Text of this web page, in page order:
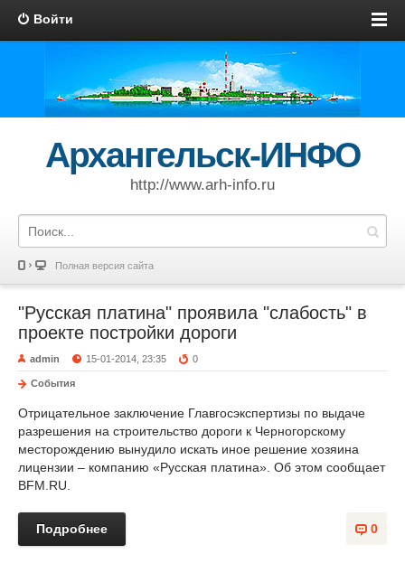
Войти
Архангельск-ИНФО
http://www.arh-info.ru
Полная версия сайта
"Русская платина" проявила "слабость" в
проекте постройки дороги
admin 15-01-2014, 23:35 0
События
Отрицательное заключение Главгосэкспертизы по выдаче
разрешения на строительство дороги к Черногорскому
месторождению вынудило искать иное решение хозяина
лицензии – компанию «Русская платина». Об этом сообщает
BFM.RU.
0
Подробнее